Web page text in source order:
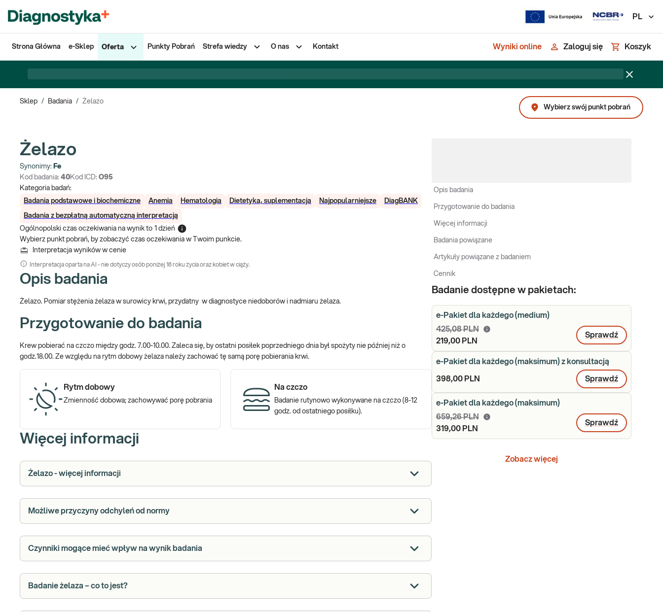
PL
Strona Główna e-Sklep Oferta Punkty Pobrań Strefa wiedzy O nas Kontakt Wyniki online Zaloguj się Koszyk
Sklep / Badania / Żelazo
Wybierz swój punkt pobrań
Żelazo
Synonimy: Fe
Kod badania: 40Kod ICD: O95
Kategoria badań:
Badania podstawowe i biochemiczne
Anemia Hematologia Dietetyka, suplementacja Najpopularniejsze DiagBANK
Badania z bezpłatną automatyczną interpretacją
Ogólnopolski czas oczekiwania na wynik to 1 dzień
Wybierz punkt pobrań, by zobaczyć czas oczekiwania w Twoim punkcie.
Interpretacja wyników w cenie
Interpretacja oparta na AI - nie dotyczy osób poniżej 18 roku życia oraz kobiet w ciąży.
Opis badania
Żelazo. Pomiar stężenia żelaza w surowicy krwi, przydatny w diagnostyce niedoborów i nadmiaru żelaza.
Przygotowanie do badania
Krew pobierać na czczo między godz. 7.00-10.00. Zaleca się, by ostatni posiłek poprzedniego dnia był spożyty nie później niż o
godz.18.00. Ze względu na rytm dobowy żelaza należy zachować tę samą porę pobierania krwi.
Rytm dobowy
Zmienność dobowa; zachowywać porę pobrania
Na czczo
Badanie rutynowo wykonywane na czczo (8-12
godz. od ostatniego posiłku).
Więcej informacji
Żelazo - więcej informacji
Możliwe przyczyny odchyleń od normy
Czynniki mogące mieć wpływ na wynik badania
Badanie żelaza – co to jest?
Opis badania
Przygotowanie do badania
Więcej informacji
Badania powiązane
Artykuły powiązane z badaniem
Cennik
Badanie dostępne w pakietach:
e-Pakiet dla każdego (medium)
425,08 PLN
219,00 PLN
Sprawdź
e-Pakiet dla każdego (maksimum) z konsultacją
398,00 PLN Sprawdź
e-Pakiet dla każdego (maksimum)
659,26 PLN
319,00 PLN
Sprawdź
Zobacz więcej